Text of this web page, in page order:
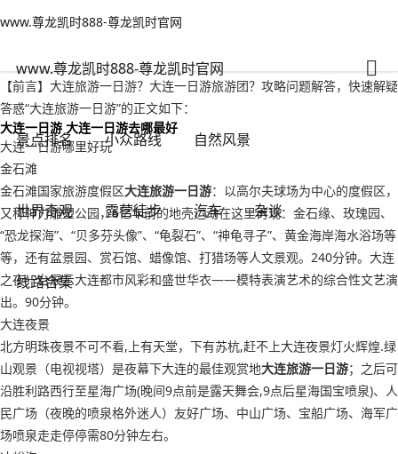
www.尊龙凯时888-尊龙凯时官网
www.尊龙凯时888-尊龙凯时官网
景点排名 小众路线 自然风景
世界奇观 露营徒步 汽车 杂谈
线路合集
www.尊龙凯时888-尊龙凯时官网
大连旅游一日游？大连一日游旅游团-www.尊龙凯时888
【前言】大连旅游一日游？大连一日游旅游团？攻略问题解答，快速解疑
答惑“大连旅游一日游”的正文如下：
大连一日游 大连一日游去哪最好
大连一日游哪里好玩
金石滩
金石滩国家旅游度假区大连旅游一日游：以高尔夫球场为中心的度假区，
又称神力雕塑公园，6亿年前的地壳运动在这里再现：金石缘、玫瑰园、
“恐龙探海”、“贝多芬头像”、“龟裂石”、“神龟寻子”、黄金海岸海水浴场等
等，还有盆景园、赏石馆、蜡像馆、打猎场等人文景观。240分钟。大连
之夜一台展示大连都市风彩和盛世华衣——模特表演艺术的综合性文艺演
出。90分钟。
大连夜景
北方明珠夜景不可不看,上有天堂，下有苏杭,赶不上大连夜景灯火辉煌.绿
山观景（电视视塔）是夜幕下大连的最佳观赏地大连旅游一日游；之后可
沿胜利路西行至星海广场(晚间9点前是露天舞会,9点后星海国宝喷泉)、人
民广场（夜晚的喷泉格外迷人）友好广场、中山广场、宝船广场、海军广
场喷泉走走停停需80分钟左右。